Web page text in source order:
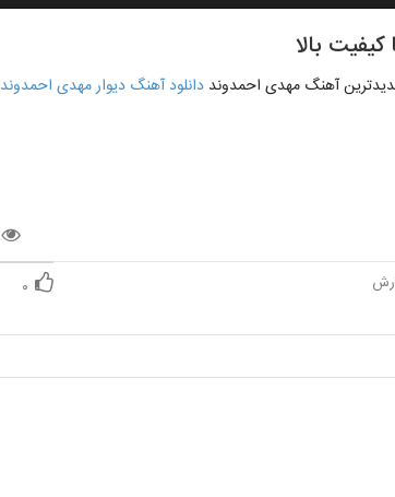
بالا
آهنگ مهدی احمدوند دانلود آهنگ دیوار مهدی احمدوند
۵۷۵
۰